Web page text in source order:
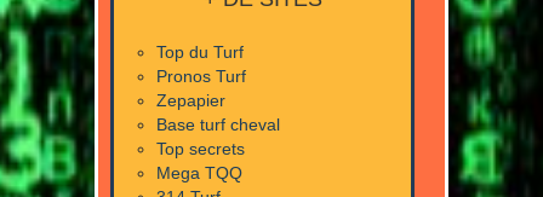
Top du Turf
Pronos Turf
Zepapier
Base turf cheval
Top secrets
Mega TQQ